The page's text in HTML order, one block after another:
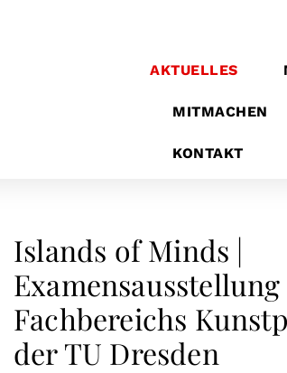
AKTUELLES
MITMACHEN
KONTAKT
Islands of Minds |
Examensausstel­lung
Fachbereichs
der TU Dresden